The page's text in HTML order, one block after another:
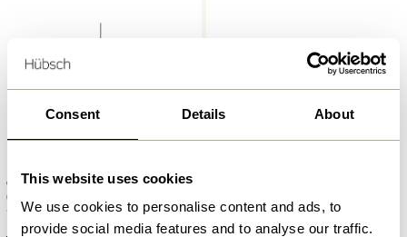
Consent Details About
This website uses cookies
We use cookies to personalise content and ads, to
provide social media features and to analyse our traffic.
Chand Pendule Ronde Naturel
1.349,00kr. 1.099,00kr.